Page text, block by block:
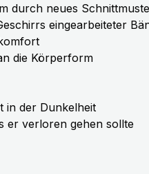
durch neues
eingearbeiteter
die Körperform
in der Dunkelheit
er verloren gehen sollte